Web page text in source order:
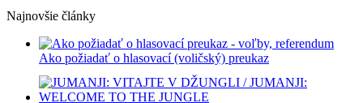
otvorí
novom
okne
novom
okne
otvorí
novom
okne
otvorí
novom
okne
novom
okne
otvorí
novom
okne
otvorí
novom
okne
novom
okne
otvorí
novom
okne
novom
okne
Najnovšie články
Ako požiadať o hlasovací (voličský) preukaz